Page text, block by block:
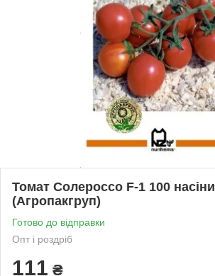
Томат Солероссо F-1 100
(Агропакгруп)
Готово до відправки
Опт і роздріб
111 ₴